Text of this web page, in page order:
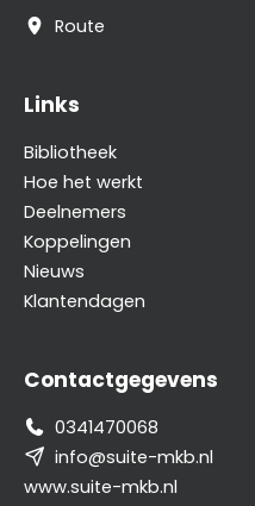
Route
Links
Bibliotheek
Hoe het werkt
Deelnemers
Koppelingen
Nieuws
Klantendagen
Contactgegevens
0341470068
info@suite-mkb.nl
www.suite-mkb.nl